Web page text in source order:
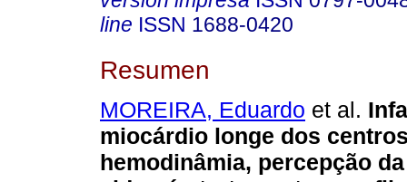
line ISSN 1688-0420
Resumen
MOREIRA, Eduardo et al.
miocárdio longe dos
hemodinâmia, percepção